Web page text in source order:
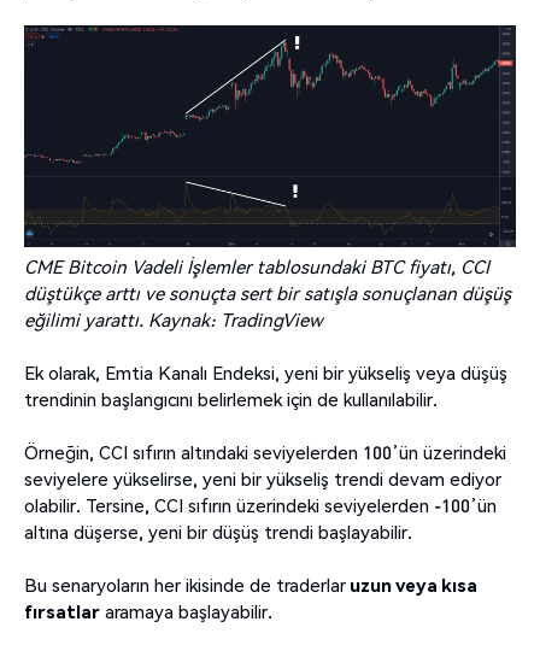
CME Bitcoin Vadeli İşlemler tablosundaki BTC fiyatı, CCI
düştükçe arttı ve sonuçta sert bir satışla sonuçlanan düşüş
eğilimi yarattı. Kaynak: TradingView
Ek olarak, Emtia Kanalı Endeksi, yeni bir yükseliş veya düşüş
trendinin başlangıcını belirlemek için de kullanılabilir.
Örneğin, CCI sıfırın altındaki seviyelerden 100’ün üzerindeki
seviyelere yükselirse, yeni bir yükseliş trendi devam ediyor
olabilir. Tersine, CCI sıfırın üzerindeki seviyelerden -100’ün
altına düşerse, yeni bir düşüş trendi başlayabilir.
Bu senaryoların her ikisinde de traderlar uzun veya kısa
fırsatlar aramaya başlayabilir.